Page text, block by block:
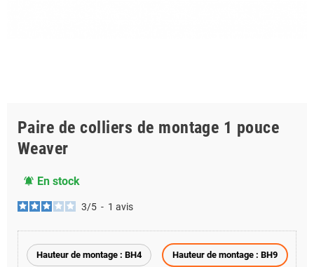
Paire de colliers de montage 1 pouce
Weaver
notifications_active En stock
3/5 - 1 avis
Hauteur de montage : BH4 Hauteur de montage : BH9